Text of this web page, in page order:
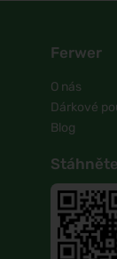
Ferwer
O nás
Dárkové
Blog